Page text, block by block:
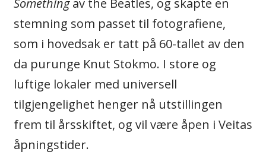
stemning som passet til fotografiene,
som i hovedsak er tatt på 60-tallet av den
da purunge Knut Stokmo. I store og
luftige lokaler med universell
tilgjengelighet henger nå utstillingen
frem til årsskiftet, og vil være åpen i Veitas
åpningstider.